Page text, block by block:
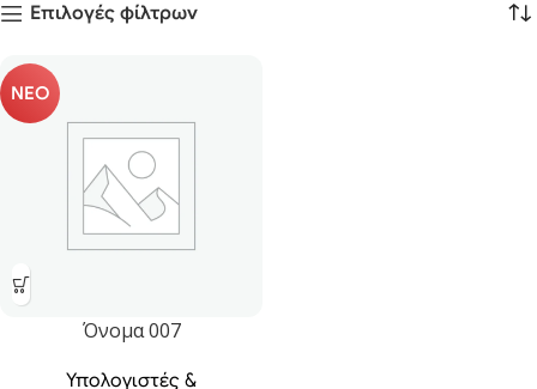
Επιλογές φίλτρων
ΝΕΟ
Όνομα 007
Υπολογιστές &